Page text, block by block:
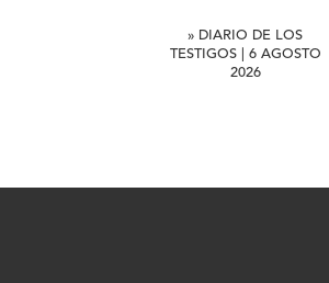
» DIARIO DE LOS
TESTIGOS | 6 AGOSTO
2026